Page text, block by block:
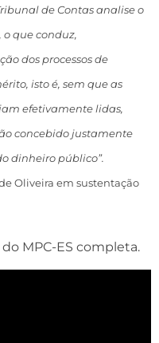
de Contas analise o
que conduz,
dos processos de
isto é, sem que as
efetivamente lidas,
concebido justamente
dinheiro público”.
Oliveira em sustentação
MPC-ES completa.